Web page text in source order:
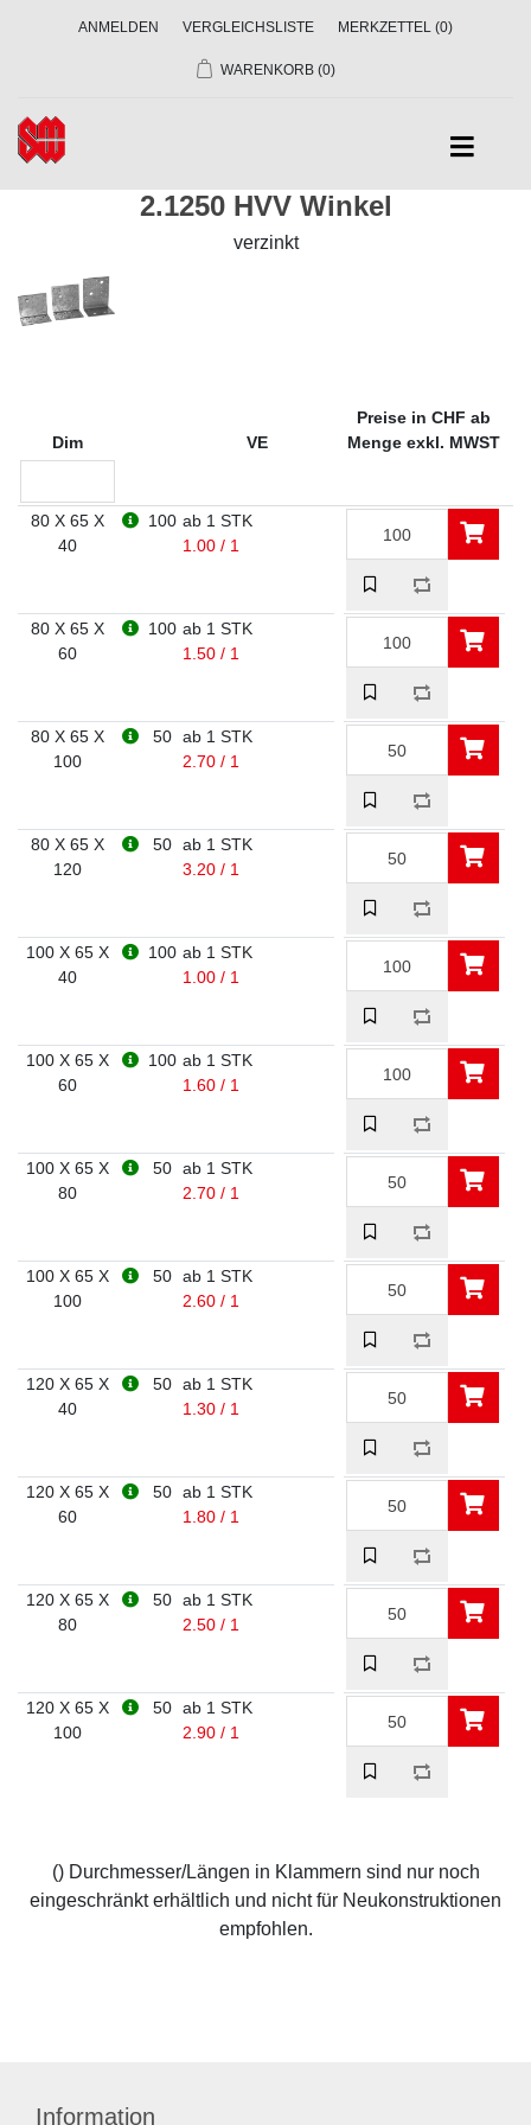
ANMELDEN VERGLEICHSLISTE MERKZETTEL (0)
WARENKORB (0)
2.1250 HVV Winkel
verzinkt
Dim VE
Preise in CHF ab
Menge exkl. MWST
80 X 65 X
40
100 ab 1 STK
1.00 / 1
80 X 65 X
60
100 ab 1 STK
1.50 / 1
80 X 65 X
100
50 ab 1 STK
2.70 / 1
80 X 65 X
120
50 ab 1 STK
3.20 / 1
100 X 65 X
40
100 ab 1 STK
1.00 / 1
100 X 65 X
60
100 ab 1 STK
1.60 / 1
100 X 65 X
80
50 ab 1 STK
2.70 / 1
100 X 65 X
100
50 ab 1 STK
2.60 / 1
120 X 65 X
40
50 ab 1 STK
1.30 / 1
120 X 65 X
60
50 ab 1 STK
1.80 / 1
120 X 65 X
80
50 ab 1 STK
2.50 / 1
120 X 65 X
100
50 ab 1 STK
2.90 / 1
() Durchmesser/Längen in Klammern sind nur noch
eingeschränkt erhältlich und nicht für Neukonstruktionen
empfohlen.
Information